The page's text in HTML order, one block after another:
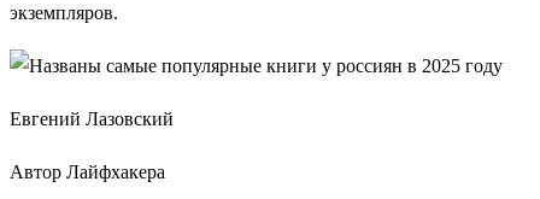
экземпляров.
Евгений Лазовский
Автор Лайфхакера